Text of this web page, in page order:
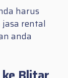
harus
rental
anda